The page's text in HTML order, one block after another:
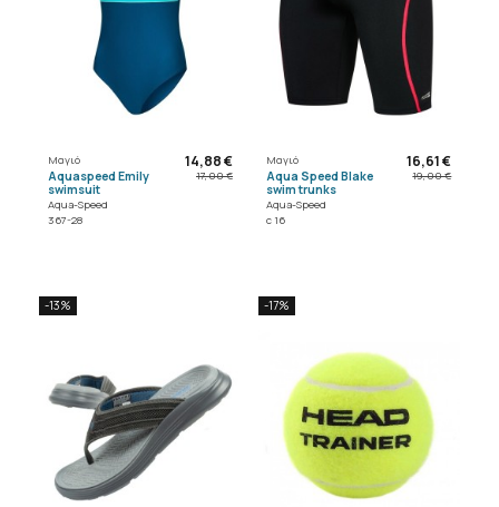
Μαγιό
Aquaspeed Emily
swimsuit
Aqua-Speed
367-28
14,88 €
17,00 €
Μαγιό
Aqua Speed Blake
swim trunks
Aqua-Speed
c 16
16,61 €
19,00 €
-13% -17%